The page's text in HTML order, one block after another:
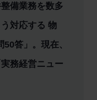
備業務を数多
対応する 物
答」。現在、
務経営ニュー